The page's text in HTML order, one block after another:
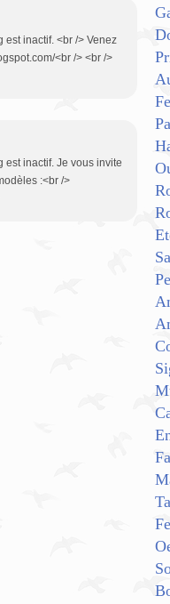
est inactif. <br /> Venez
<br /> <br />
est inactif. Je vous invite
:<br />